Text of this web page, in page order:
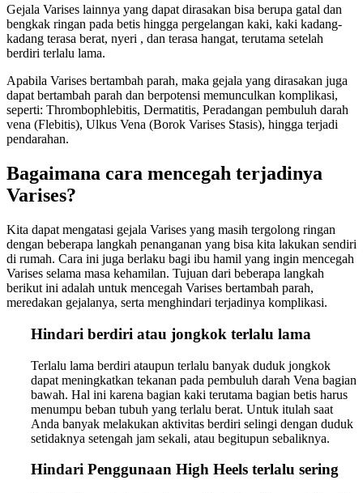
Gejala Varises lainnya yang dapat dirasakan bisa berupa gatal dan
bengkak ringan pada betis hingga pergelangan kaki, kaki kadang-
kadang terasa berat, nyeri , dan terasa hangat, terutama setelah
berdiri terlalu lama.
Apabila Varises bertambah parah, maka gejala yang dirasakan juga
dapat bertambah parah dan berpotensi memunculkan komplikasi,
seperti: Thrombophlebitis, Dermatitis, Peradangan pembuluh darah
vena (Flebitis), Ulkus Vena (Borok Varises Stasis), hingga terjadi
pendarahan.
Bagaimana cara mencegah terjadinya
Varises?
Kita dapat mengatasi gejala Varises yang masih tergolong ringan
dengan beberapa langkah penanganan yang bisa kita lakukan sendiri
di rumah. Cara ini juga berlaku bagi ibu hamil yang ingin mencegah
Varises selama masa kehamilan. Tujuan dari beberapa langkah
berikut ini adalah untuk mencegah Varises bertambah parah,
meredakan gejalanya, serta menghindari terjadinya komplikasi.
Hindari berdiri atau jongkok terlalu lama
Terlalu lama berdiri ataupun terlalu banyak duduk jongkok
dapat meningkatkan tekanan pada pembuluh darah Vena bagian
bawah. Hal ini karena bagian kaki terutama bagian betis harus
menumpu beban tubuh yang terlalu berat. Untuk itulah saat
Anda banyak melakukan aktivitas berdiri selingi dengan duduk
setidaknya setengah jam sekali, atau begitupun sebaliknya.
Hindari Penggunaan High Heels terlalu sering